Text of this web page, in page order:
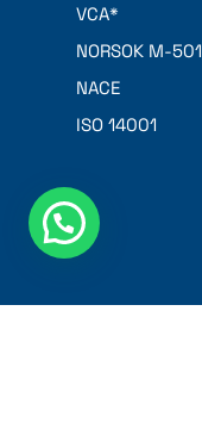
VCA*
NORSOK M-501
NACE
ISO 14001